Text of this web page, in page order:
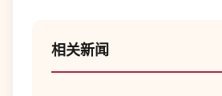
相关新闻